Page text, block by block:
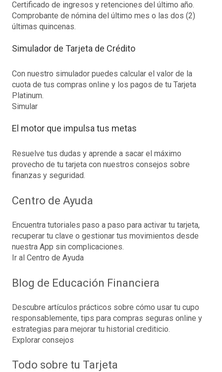
Certificado de ingresos y retenciones del último año.
Comprobante de nómina del último mes o las dos (2)
últimas quincenas.
Simulador de Tarjeta de Crédito
Con nuestro simulador puedes calcular el valor de la
cuota de tus compras online y los pagos de tu Tarjeta
Platinum.
Simular
El motor que impulsa tus metas
Resuelve tus dudas y aprende a sacar el máximo
provecho de tu tarjeta con nuestros consejos sobre
finanzas y seguridad.
Centro de Ayuda
Encuentra tutoriales paso a paso para activar tu tarjeta,
recuperar tu clave o gestionar tus movimientos desde
nuestra App sin complicaciones.
Ir al Centro de Ayuda
Blog de Educación Financiera
Descubre artículos prácticos sobre cómo usar tu cupo
responsablemente, tips para compras seguras online y
estrategias para mejorar tu historial crediticio.
Explorar consejos
Todo sobre tu Tarjeta